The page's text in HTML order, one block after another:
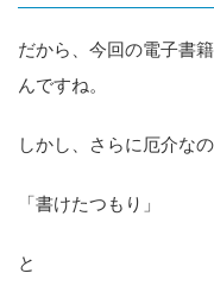
だから、今回の電子書
んですね。
しかし、さらに厄介なの
「書けたつもり」
と